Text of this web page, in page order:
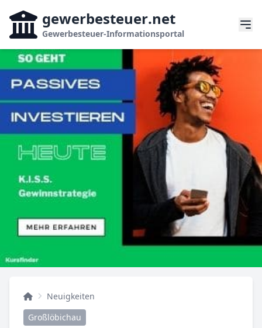
gewerbesteuer.net
Gewerbesteuer-Informationsportal
Neuigkeiten
Großlöbichau